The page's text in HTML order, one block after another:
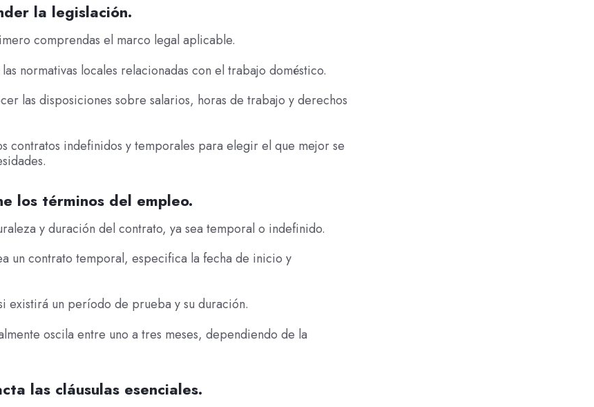
la legislación.
comprendas el marco legal aplicable.
normativas locales relacionadas con el trabajo doméstico.
las disposiciones sobre salarios, horas de trabajo y derechos
contratos indefinidos y temporales para elegir el que mejor se
los términos del empleo.
y duración del contrato, ya sea temporal o indefinido.
un contrato temporal, especifica la fecha de inicio y
existirá un período de prueba y su duración.
oscila entre uno a tres meses, dependiendo de la
las cláusulas esenciales.